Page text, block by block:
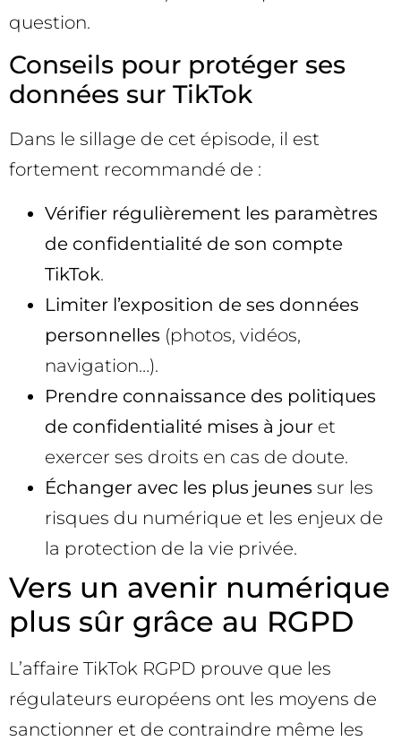
question.
Conseils pour protéger ses
données sur TikTok
Dans le sillage de cet épisode, il est
fortement recommandé de :
Vérifier régulièrement les paramètres
de confidentialité de son compte
TikTok.
Limiter l’exposition de ses données
personnelles (photos, vidéos,
navigation…).
Prendre connaissance des politiques
de confidentialité mises à jour et
exercer ses droits en cas de doute.
Échanger avec les plus jeunes sur les
risques du numérique et les enjeux de
la protection de la vie privée.
Vers un avenir numérique
plus sûr grâce au RGPD
L’affaire TikTok RGPD prouve que les
régulateurs européens ont les moyens de
sanctionner et de contraindre même les